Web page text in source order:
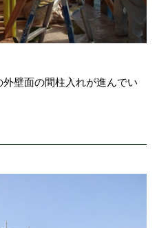
壁面の間柱入れが進んでい